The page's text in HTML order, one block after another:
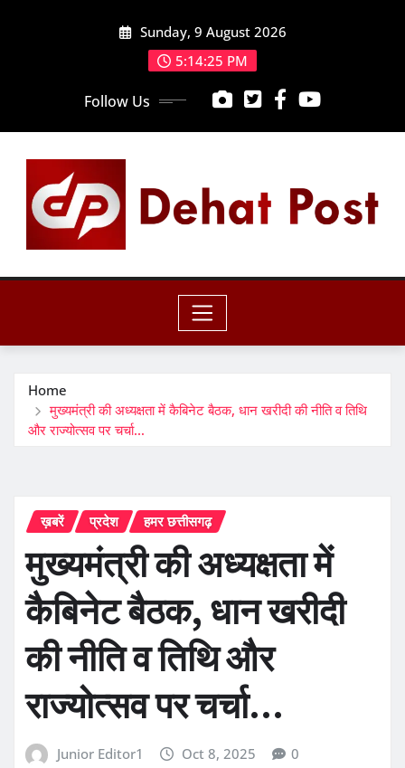
Sunday, 9 August 2026
5:14:27 PM
Follow Us
Home
मुख्यमंत्री की अध्यक्षता में कैबिनेट बैठक, धान खरीदी की नीति व तिथि
और राज्योत्सव पर चर्चा…
ख़बरें प्रदेश हमर छत्तीसगढ़
मुख्यमंत्री की अध्यक्षता में
कैबिनेट बैठक, धान खरीदी
की नीति व तिथि और
राज्योत्सव पर चर्चा…
Junior Editor1 Oct 8, 2025 0